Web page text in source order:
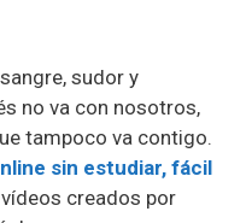
sudor y
no va con nosotros,
tampoco va contigo.
sin estudiar, fácil
creados por